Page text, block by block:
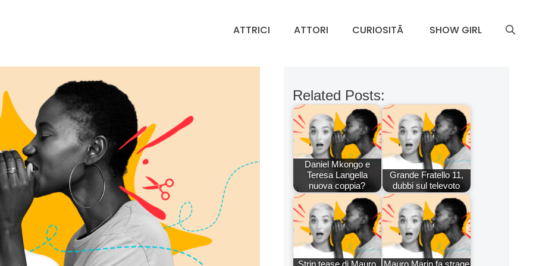
ATTRICI ATTORI CURIOSITÃ SHOW GIRL
Related Posts:
Daniel Mkongo e
Teresa Langella
nuova coppia?
Grande Fratello 11,
dubbi sul televoto